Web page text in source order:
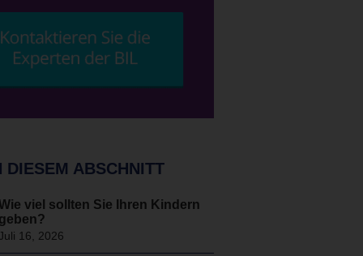
DIESEM ABSCHNITT
viel sollten Sie Ihren Kindern
16, 2026